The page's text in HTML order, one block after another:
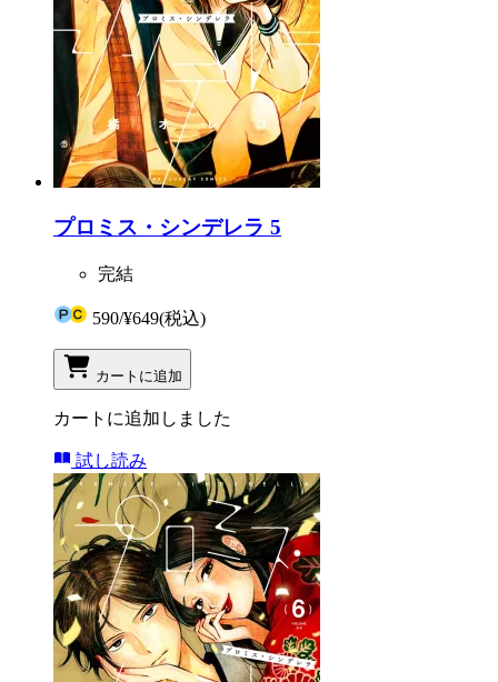
プロミス・シンデレラ 5
完結
590/¥649(税込)
カートに追加
カートに追加しました
試し読み